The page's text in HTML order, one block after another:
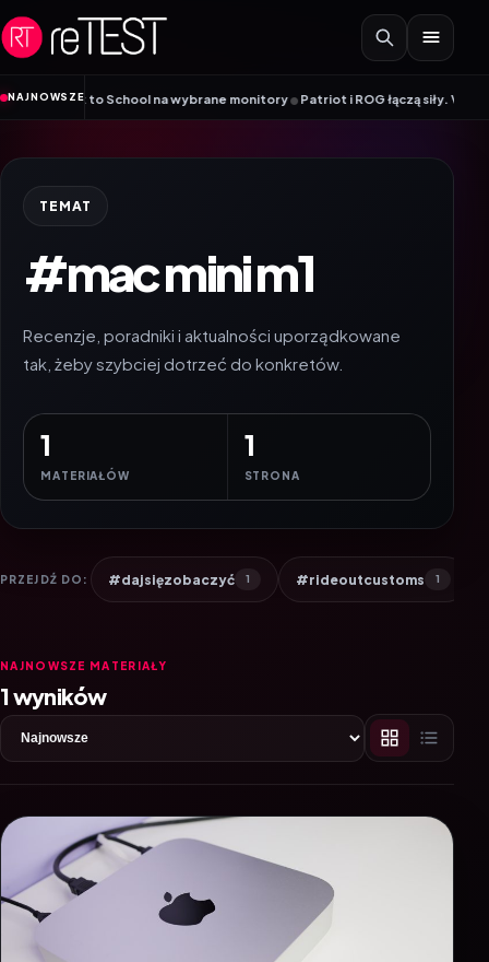
Przejdź do treści
NAJNOWSZE
Back to School na wybrane monitory•Patriot i ROG łączą siły. Viper Steel
TEMAT
#mac mini m1
Recenzje, poradniki i aktualności uporządkowane
tak, żeby szybciej dotrzeć do konkretów.
1
MATERIAŁÓW
1
STRONA
PRZEJDŹ DO: #dajsięzobaczyć 1 #rideoutcustoms 1
NAJNOWSZE MATERIAŁY
1 wyników